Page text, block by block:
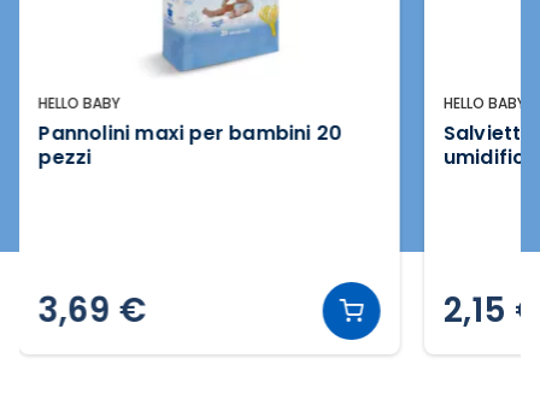
HELLO BABY
Pannolini maxi per bambini 20
pezzi
3,69 €
HELLO BABY
2,15